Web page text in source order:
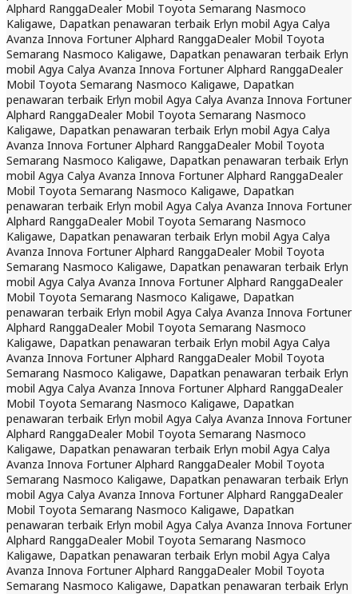
Alphard RanggaDealer Mobil Toyota Semarang Nasmoco
Kaligawe, Dapatkan penawaran terbaik Erlyn mobil Agya Calya
Avanza Innova Fortuner Alphard RanggaDealer Mobil Toyota
Semarang Nasmoco Kaligawe, Dapatkan penawaran terbaik Erlyn
mobil Agya Calya Avanza Innova Fortuner Alphard RanggaDealer
Mobil Toyota Semarang Nasmoco Kaligawe, Dapatkan
penawaran terbaik Erlyn mobil Agya Calya Avanza Innova Fortuner
Alphard RanggaDealer Mobil Toyota Semarang Nasmoco
Kaligawe, Dapatkan penawaran terbaik Erlyn mobil Agya Calya
Avanza Innova Fortuner Alphard RanggaDealer Mobil Toyota
Semarang Nasmoco Kaligawe, Dapatkan penawaran terbaik Erlyn
mobil Agya Calya Avanza Innova Fortuner Alphard RanggaDealer
Mobil Toyota Semarang Nasmoco Kaligawe, Dapatkan
penawaran terbaik Erlyn mobil Agya Calya Avanza Innova Fortuner
Alphard RanggaDealer Mobil Toyota Semarang Nasmoco
Kaligawe, Dapatkan penawaran terbaik Erlyn mobil Agya Calya
Avanza Innova Fortuner Alphard RanggaDealer Mobil Toyota
Semarang Nasmoco Kaligawe, Dapatkan penawaran terbaik Erlyn
mobil Agya Calya Avanza Innova Fortuner Alphard RanggaDealer
Mobil Toyota Semarang Nasmoco Kaligawe, Dapatkan
penawaran terbaik Erlyn mobil Agya Calya Avanza Innova Fortuner
Alphard RanggaDealer Mobil Toyota Semarang Nasmoco
Kaligawe, Dapatkan penawaran terbaik Erlyn mobil Agya Calya
Avanza Innova Fortuner Alphard RanggaDealer Mobil Toyota
Semarang Nasmoco Kaligawe, Dapatkan penawaran terbaik Erlyn
mobil Agya Calya Avanza Innova Fortuner Alphard RanggaDealer
Mobil Toyota Semarang Nasmoco Kaligawe, Dapatkan
penawaran terbaik Erlyn mobil Agya Calya Avanza Innova Fortuner
Alphard RanggaDealer Mobil Toyota Semarang Nasmoco
Kaligawe, Dapatkan penawaran terbaik Erlyn mobil Agya Calya
Avanza Innova Fortuner Alphard RanggaDealer Mobil Toyota
Semarang Nasmoco Kaligawe, Dapatkan penawaran terbaik Erlyn
mobil Agya Calya Avanza Innova Fortuner Alphard RanggaDealer
Mobil Toyota Semarang Nasmoco Kaligawe, Dapatkan
penawaran terbaik Erlyn mobil Agya Calya Avanza Innova Fortuner
Alphard RanggaDealer Mobil Toyota Semarang Nasmoco
Kaligawe, Dapatkan penawaran terbaik Erlyn mobil Agya Calya
Avanza Innova Fortuner Alphard RanggaDealer Mobil Toyota
Semarang Nasmoco Kaligawe, Dapatkan penawaran terbaik Erlyn